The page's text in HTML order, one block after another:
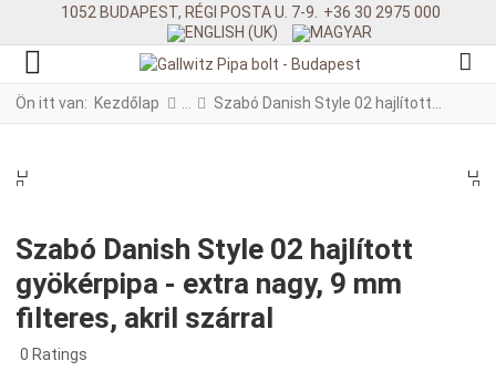
1052 BUDAPEST, RÉGI POSTA U. 7-9. +36 30 2975 000
Ön itt van: Kezdőlap Szabó Danish Style 02 hajlított gyökérpipa - extra nagy, 9 mm filteres, akril szárral
Szabó Danish Style 02 hajlított
gyökérpipa - extra nagy, 9 mm
filteres, akril szárral
0 Ratings